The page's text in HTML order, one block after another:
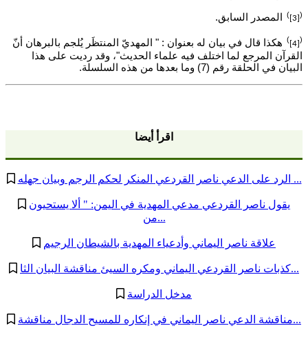
(
) المصدر السابق.
(
[4]
) هكذا قال في بيان له بعنوان : " المهديّ المنتظَر يُلجم بالبرهان أنّ
القرآن المرجع لما اختلف فيه علماء الحديث"، وقد رديت على هذا
البيان في الحلقة رقم (7) وما بعدها من هذه السلسلة.
اقرأ أيضا
الرد على الدعي ناصر القردعي المنكر لحكم الرجم وبيان جهله ...
يقول ناصر القردعي مدعي المهدية في اليمن: " ألا يستحيون
من...
علاقة ناصر اليماني وأدعياء المهدية بالشيطان الرجيم
كذبات ناصر القردعي اليماني ومكره السيئ مناقشة البيان الثا...
مدخل الدراسة
مناقشة الدعي ناصر اليماني في إنكاره للمسيح الدجال مناقشة...